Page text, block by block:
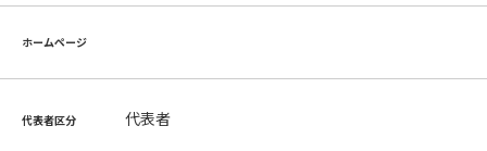
ホームページ
代表者区分 代表者